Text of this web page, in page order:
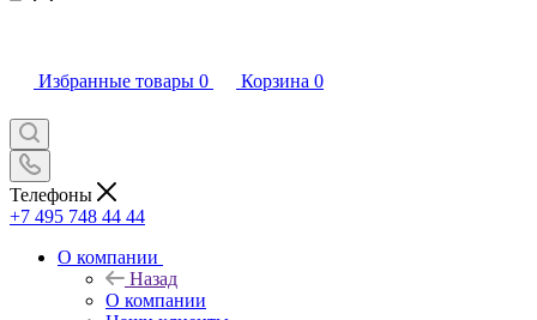
Избранные товары 0 Корзина 0
Телефоны
+7 495 748 44 44
О компании
Назад
О компании